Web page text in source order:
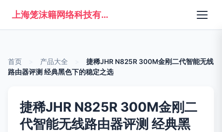
上海笼沫籍网络科技有限公司
首页 产品大全
捷稀JHR N825R 300M金刚二代智能无线
路由器评测 经典黑色下的稳定之选
捷稀JHR N825R 300M金刚二
代智能无线路由器评测 经典黑